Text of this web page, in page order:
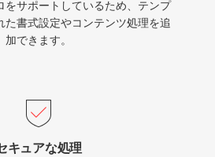
をサポートしているため、テンプ
た書式設定やコンテンツ処理を追
加できます。
キュアな処理